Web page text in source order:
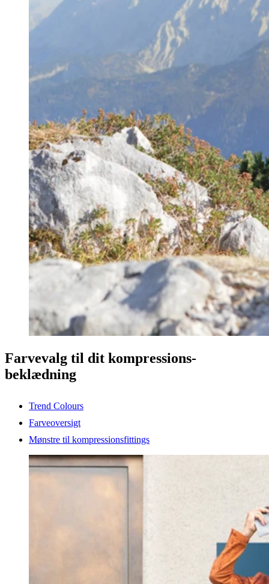
Farvevalg til dit kompressions-
beklædning
Trend Colours
Farveoversigt
Mønstre til kompressionsfittings